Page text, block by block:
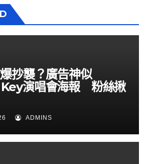
抄襲？廣告神似
演唱會海報 粉絲揪
ADMINS